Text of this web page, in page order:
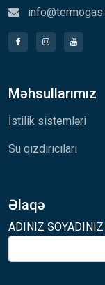
Məhsullarımız
İstilik sistemləri
Su qızdırıcıları
Əlaqə
ADINIZ SOYADINIZ